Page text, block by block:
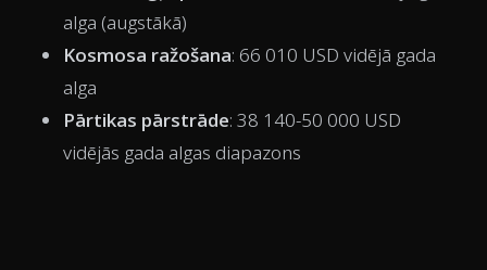
alga (augstākā)
Kosmosa ražošana: 66 010 USD vidējā gada
alga
Pārtikas pārstrāde: 38 140-50 000 USD
vidējās gada algas diapazons